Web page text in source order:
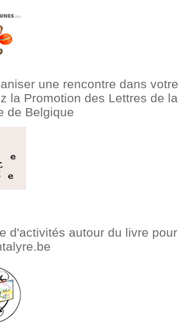
une rencontre dans
la Promotion des Lettres de
de Belgique
d'activités autour du livre